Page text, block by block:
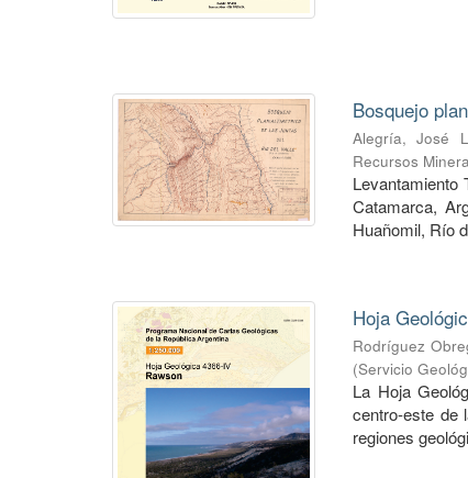
Bosquejo
Alegría, José
Recursos
Levantamiento
Catamarca,
Huañomil, Río
Hoja
Rodríguez
(Servicio
La Hoja
centro-este de
regiones